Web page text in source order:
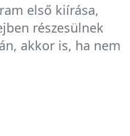
első kiírása,
részesülnek
akkor is, ha nem